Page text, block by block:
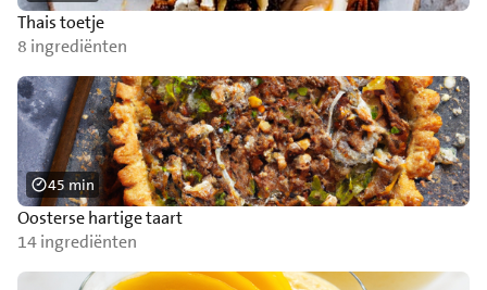
Thais toetje
8 ingrediënten
Oosterse hartige taart
14 ingrediënten
45 min